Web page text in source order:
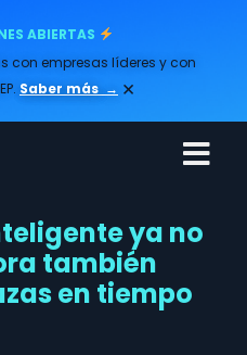
ABIERTAS
con empresas líderes y con
Saber más → ×
ya no
también
en tiempo